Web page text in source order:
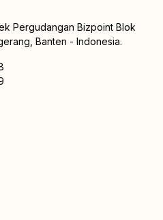
Pergudangan Bizpoint Blok
Banten - Indonesia.